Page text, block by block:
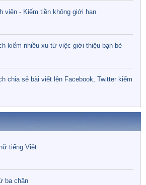
viên - Kiếm tiền không giới hạn
kiếm nhiều xu từ việc giới thiệu bạn bè
chia sẻ bài viết lên Facebook, Twitter kiếm
tiếng Việt
ba chân